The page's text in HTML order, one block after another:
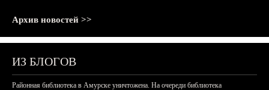
Архив новостей >>
ИЗ БЛОГОВ
Районная библиотека в Амурске уничтожена. На очереди библиотека